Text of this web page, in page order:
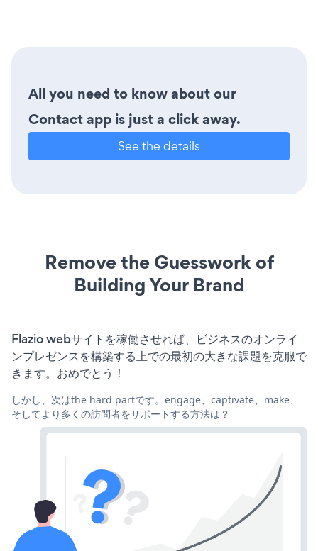
All you need to know about our
Contact app is just a click away.
See the details
Remove the Guesswork of
Building Your Brand
Flazio webサイトを稼働させれば、ビジネスのオンライ
ンプレゼンスを構築する上での最初の大きな課題を克服で
きます。おめでとう！
しかし、次はthe hard partです。engage、captivate、make、
そしてより多くの訪問者をサポートする方法は？